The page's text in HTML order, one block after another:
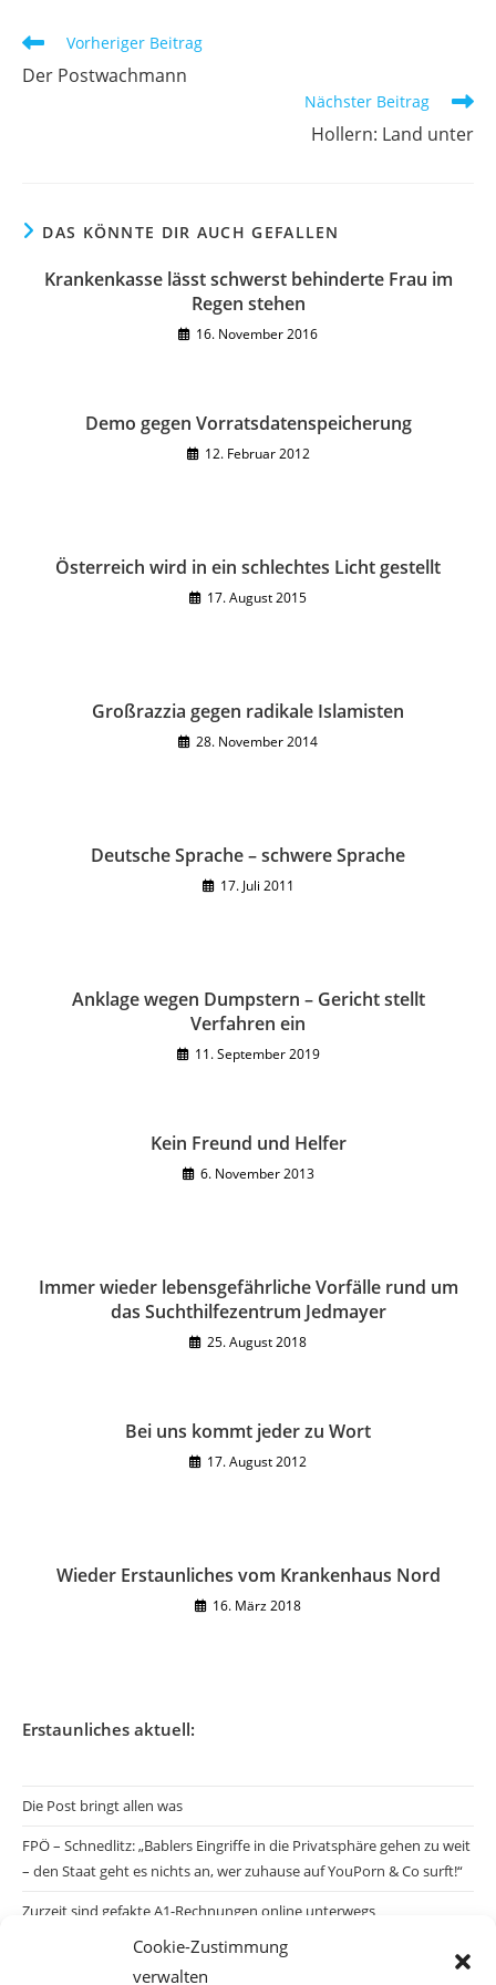
Cookie-Zustimmung
verwalten
Weitere
ansehen
Vorheriger Beitrag
Der Postwachmann
Nächster Beitrag
Hollern: Land unter
DAS KÖNNTE DIR AUCH GEFALLEN
Krankenkasse lässt schwerst behinderte Frau im
Regen stehen
16. November 2016
Demo gegen Vorratsdatenspeicherung
12. Februar 2012
Österreich wird in ein schlechtes Licht gestellt
17. August 2015
Großrazzia gegen radikale Islamisten
28. November 2014
Deutsche Sprache – schwere Sprache
17. Juli 2011
Anklage wegen Dumpstern – Gericht stellt
Verfahren ein
11. September 2019
Kein Freund und Helfer
6. November 2013
Immer wieder lebensgefährliche Vorfälle rund um
das Suchthilfezentrum Jedmayer
25. August 2018
Bei uns kommt jeder zu Wort
17. August 2012
Wieder Erstaunliches vom Krankenhaus Nord
16. März 2018
Erstaunliches aktuell:
Die Post bringt allen was
FPÖ – Schnedlitz: „Bablers Eingriffe in die Privatsphäre gehen zu weit
– den Staat geht es nichts an, wer zuhause auf YouPorn & Co surft!“
Zurzeit sind gefakte A1-Rechnungen online unterwegs
Salzburgs Juden und ihre Sicherheit: „Erst nach einem Anschlag wäre
die Gefahr endlich konkret!“